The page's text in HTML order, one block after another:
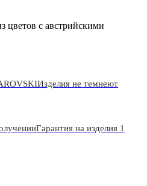
цветов с австрийскими
Изделия не темнеют
Гарантия на изделия 1